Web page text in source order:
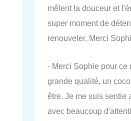
mêlent la douceur et
super moment de
renouveler. Merci
- Merci Sophie pour ce
grande qualité, un
être. Je me suis sentie
avec beaucoup